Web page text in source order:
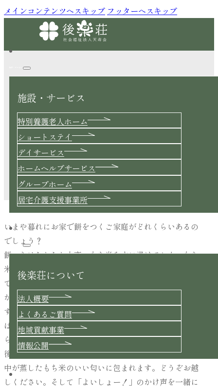
メインコンテンツへスキップ フッターへスキップ
施設・サービス
施設・サービス
特別養護老人ホーム
ショートステイ
デイサービス
ホームヘルプサービス
グループホーム
居宅介護支援事業所
後楽荘について
後楽荘について
法人概要
よくあるご質問
地域貢献事業
情報公開
News
今年ももちをつきますよ！
2025.12.22
いまや暮れにお家で餅をつくご家庭がどれくらいあるの
でしょう？
餅つきはなかなか大変。もち米を水に浸けておく→もち
米を蒸す→蒸したもち米を臼でつく→粒々が無くなるま
でひたすらつく→つきあがった餅をまるめる …です
が、これ以外にも臼を水に浸けておいたり、餅粉や保管
する容器の準備などやることがいーっぱい。お店で買え
ば一つ一つ個包装で、何なら焼いたときにスムーズに膨
らむ切れ目まで入っているものまであり、で。しかし、
後楽荘は毎年恒例、石うすでつきます。この日は施設の
中が蒸したもち米のいい匂いに包まれます。どうぞお越
しください。そして「よいしょー！」のかけ声を一緒に